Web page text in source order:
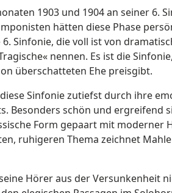
1903 und 1904 an seiner
hätten diese Phase
Sinfonie, die voll ist von
nennen. Es ist die
überschatteten Ehe preisgibt.
Sinfonie zutiefst durch ihre
Besonders schön und
Form gepaart mit moderner
ruhigeren Thema zeichnet
Hörer aus der Versunkenheit